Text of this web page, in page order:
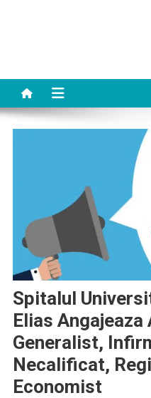
Spitalul
Elias
Generalist,
Necalificat,
Economist